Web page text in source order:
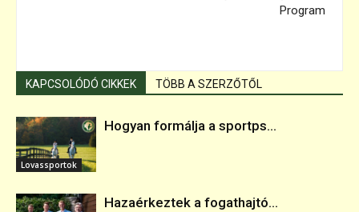
Program
KAPCSOLÓDÓ CIKKEK TÖBB A SZERZŐTŐL
Lovassportok
Hogyan formálja a sportps...
Hazaérkeztek a fogathajtó...